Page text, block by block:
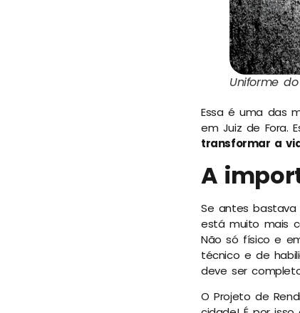
Uniforme
Essa é uma das
em Juiz de Fora.
transformar a
A
Se antes bastava
está muito mais
Não só físico e
técnico e de
deve ser
O Projeto de